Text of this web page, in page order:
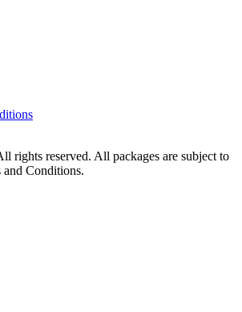
rights reserved. All packages are subject to
and Conditions.